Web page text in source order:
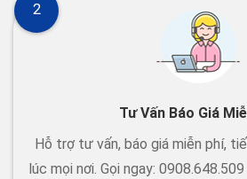
Tư Vấn Báo Giá
Hỗ trợ tư vấn, báo giá miễn phí,
lúc mọi nơi. Gọi ngay:
2